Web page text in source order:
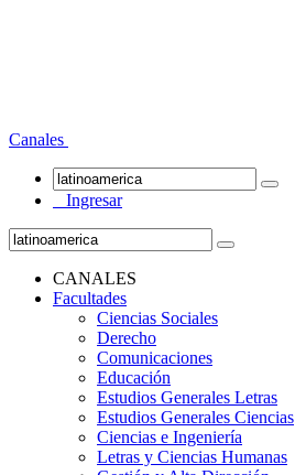
Canales
Ingresar
CANALES
Facultades
Ciencias Sociales
Derecho
Comunicaciones
Educación
Estudios Generales Letras
Estudios Generales Ciencias
Ciencias e Ingeniería
Letras y Ciencias Humanas